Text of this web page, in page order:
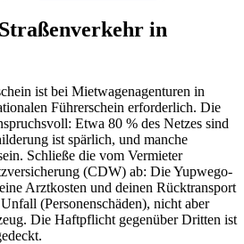
in
ist bei Mietwagenagenturen in
Führerschein erforderlich. Die
Etwa 80 % des Netzes sind
ist spärlich, und manche
Schließe die vom Vermieter
(CDW) ab: Die Yupwego-
Arztkosten und deinen Rücktransport
(Personenschäden), nicht aber
Die Haftpflicht gegenüber Dritten ist